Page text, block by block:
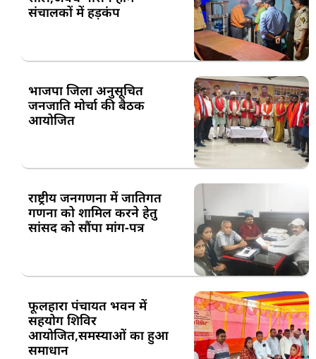
संचालकों में हड़कंप
भाजपा जिला अनुसूचित
जनजाति मोर्चा की बैठक
आयोजित
राष्ट्रीय जनगणना में जातिगत
गणना को शामिल करने हेतु
सांसद को सौंपा मांग-पत्र
फूलहारा पंचायत भवन में
सहयोग शिविर
आयोजित,समस्याओं का हुआ
समाधान